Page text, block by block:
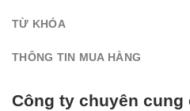
TỪ KHÓA
THÔNG TIN MUA HÀNG
Công ty chuyên